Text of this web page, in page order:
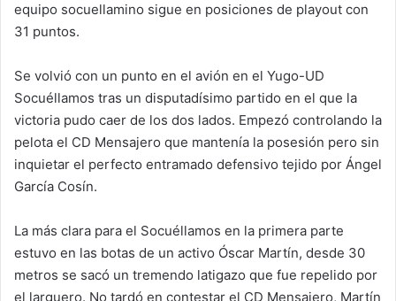
equipo socuellamino sigue en posiciones de playout con
31 puntos.
Se volvió con un punto en el avión en el Yugo-UD
Socuéllamos tras un disputadísimo partido en el que la
victoria pudo caer de los dos lados. Empezó controlando la
pelota el CD Mensajero que mantenía la posesión pero sin
inquietar el perfecto entramado defensivo tejido por Ángel
García Cosín.
La más clara para el Socuéllamos en la primera parte
estuvo en las botas de un activo Óscar Martín, desde 30
metros se sacó un tremendo latigazo que fue repelido por
el larguero. No tardó en contestar el CD Mensajero, Martín